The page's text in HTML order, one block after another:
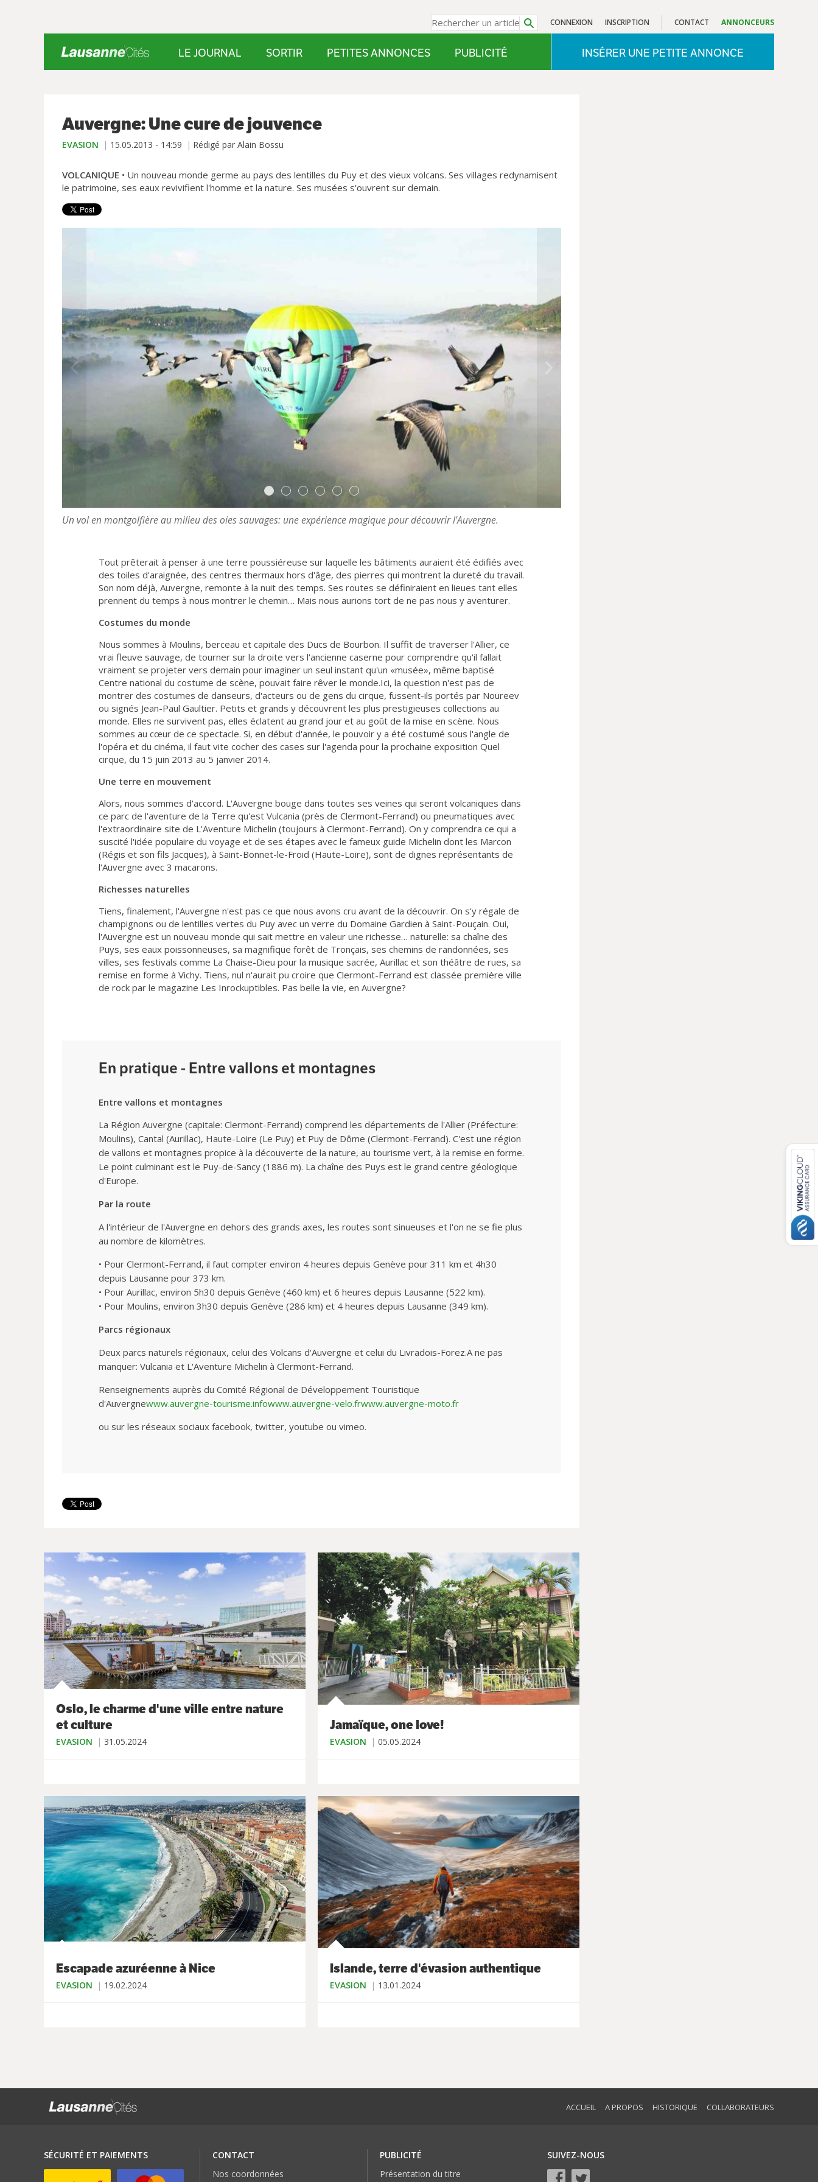
CONTACT ANNONCEURS
CONNEXION INSCRIPTION
LE JOURNAL SORTIR PETITES ANNONCES PUBLICITÉ INSÉRER UNE PETITE ANNONCE
Auvergne: Une cure de jouvence
EVASION 15.05.2013 - 14:59 Rédigé par Alain Bossu
VOLCANIQUE • Un nouveau monde germe au pays des lentilles du Puy et des vieux volcans. Ses villages redynamisent
le patrimoine, ses eaux revivifient l'homme et la nature. Ses musées s'ouvrent sur demain.
Un vol en montgolfière au milieu des oies sauvages: une expérience magique pour découvrir l'Auvergne.
Tout prêterait à penser à une terre poussiéreuse sur laquelle les bâtiments auraient été édifiés avec
des toiles d'araignée, des centres thermaux hors d'âge, des pierres qui montrent la dureté du travail.
Son nom déjà, Auvergne, remonte à la nuit des temps. Ses routes se définiraient en lieues tant elles
prennent du temps à nous montrer le chemin… Mais nous aurions tort de ne pas nous y aventurer.
Costumes du monde
Nous sommes à Moulins, berceau et capitale des Ducs de Bourbon. Il suffit de traverser l'Allier, ce
vrai fleuve sauvage, de tourner sur la droite vers l'ancienne caserne pour comprendre qu'il fallait
vraiment se projeter vers demain pour imaginer un seul instant qu'un «musée», même baptisé
Centre national du costume de scène, pouvait faire rêver le monde.Ici, la question n'est pas de
montrer des costumes de danseurs, d'acteurs ou de gens du cirque, fussent-ils portés par Noureev
ou signés Jean-Paul Gaultier. Petits et grands y découvrent les plus prestigieuses collections au
monde. Elles ne survivent pas, elles éclatent au grand jour et au goût de la mise en scène. Nous
sommes au cœur de ce spectacle. Si, en début d'année, le pouvoir y a été costumé sous l'angle de
l'opéra et du cinéma, il faut vite cocher des cases sur l'agenda pour la prochaine exposition Quel
cirque, du 15 juin 2013 au 5 janvier 2014.
Une terre en mouvement
Alors, nous sommes d'accord. L'Auvergne bouge dans toutes ses veines qui seront volcaniques dans
ce parc de l'aventure de la Terre qu'est Vulcania (près de Clermont-Ferrand) ou pneumatiques avec
l'extraordinaire site de L'Aventure Michelin (toujours à Clermont-Ferrand). On y comprendra ce qui a
suscité l'idée populaire du voyage et de ses étapes avec le fameux guide Michelin dont les Marcon
(Régis et son fils Jacques), à Saint-Bonnet-le-Froid (Haute-Loire), sont de dignes représentants de
l'Auvergne avec 3 macarons.
Richesses naturelles
Tiens, finalement, l'Auvergne n'est pas ce que nous avons cru avant de la découvrir. On s'y régale de
champignons ou de lentilles vertes du Puy avec un verre du Domaine Gardien à Saint-Pouçain. Oui,
l'Auvergne est un nouveau monde qui sait mettre en valeur une richesse… naturelle: sa chaîne des
Puys, ses eaux poissonneuses, sa magnifique forêt de Tronçais, ses chemins de randonnées, ses
villes, ses festivals comme La Chaise-Dieu pour la musique sacrée, Aurillac et son théâtre de rues, sa
remise en forme à Vichy. Tiens, nul n'aurait pu croire que Clermont-Ferrand est classée première ville
de rock par le magazine Les Inrockuptibles. Pas belle la vie, en Auvergne?
En pratique - Entre vallons et montagnes
Entre vallons et montagnes
La Région Auvergne (capitale: Clermont-Ferrand) comprend les départements de l'Allier (Préfecture:
Moulins), Cantal (Aurillac), Haute-Loire (Le Puy) et Puy de Dôme (Clermont-Ferrand). C'est une région
de vallons et montagnes propice à la découverte de la nature, au tourisme vert, à la remise en forme.
Le point culminant est le Puy-de-Sancy (1886 m). La chaîne des Puys est le grand centre géologique
d'Europe.
Par la route
A l'intérieur de l'Auvergne en dehors des grands axes, les routes sont sinueuses et l'on ne se fie plus
au nombre de kilomètres.
• Pour Clermont-Ferrand, il faut compter environ 4 heures depuis Genève pour 311 km et 4h30
depuis Lausanne pour 373 km.
• Pour Aurillac, environ 5h30 depuis Genève (460 km) et 6 heures depuis Lausanne (522 km).
• Pour Moulins, environ 3h30 depuis Genève (286 km) et 4 heures depuis Lausanne (349 km).
Parcs régionaux
Deux parcs naturels régionaux, celui des Volcans d'Auvergne et celui du Livradois-Forez.A ne pas
manquer: Vulcania et L'Aventure Michelin à Clermont-Ferrand.
Renseignements auprès du Comité Régional de Développement Touristique
d'Auvergnewww.auvergne-tourisme.infowww.auvergne-velo.frwww.auvergne-moto.fr
ou sur les réseaux sociaux facebook, twitter, youtube ou vimeo.
Oslo, le charme d'une ville entre nature
et culture
EVASION 31.05.2024
Jamaïque, one love!
EVASION 05.05.2024
Escapade azuréenne à Nice
EVASION 19.02.2024
Islande, terre d'évasion authentique
EVASION 13.01.2024
ACCUEIL A PROPOS HISTORIQUE COLLABORATEURS
SÉCURITÉ ET PAIEMENTS
CONTACT
Nos coordonnées
PUBLICITÉ
Présentation du titre
SUIVEZ-NOUS